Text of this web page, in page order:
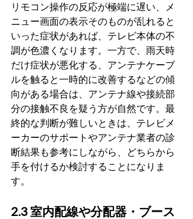
リモコン操作の反応が極端に遅い、メ
ニュー画面の表示そのものが乱れると
いった症状があれば、テレビ本体の不
調が色濃くなります。一方で、雨天時
だけ症状が悪化する、アンテナケーブ
ルを触ると一時的に改善するなどの傾
向がある場合は、アンテナ線や接続部
分の接触不良を疑う方が自然です。最
終的な判断が難しいときは、テレビメ
ーカーのサポートやアンテナ業者の診
断結果も参考にしながら、どちらから
手を付けるか検討することになりま
す。
2.3 室内配線や分配器・ブース